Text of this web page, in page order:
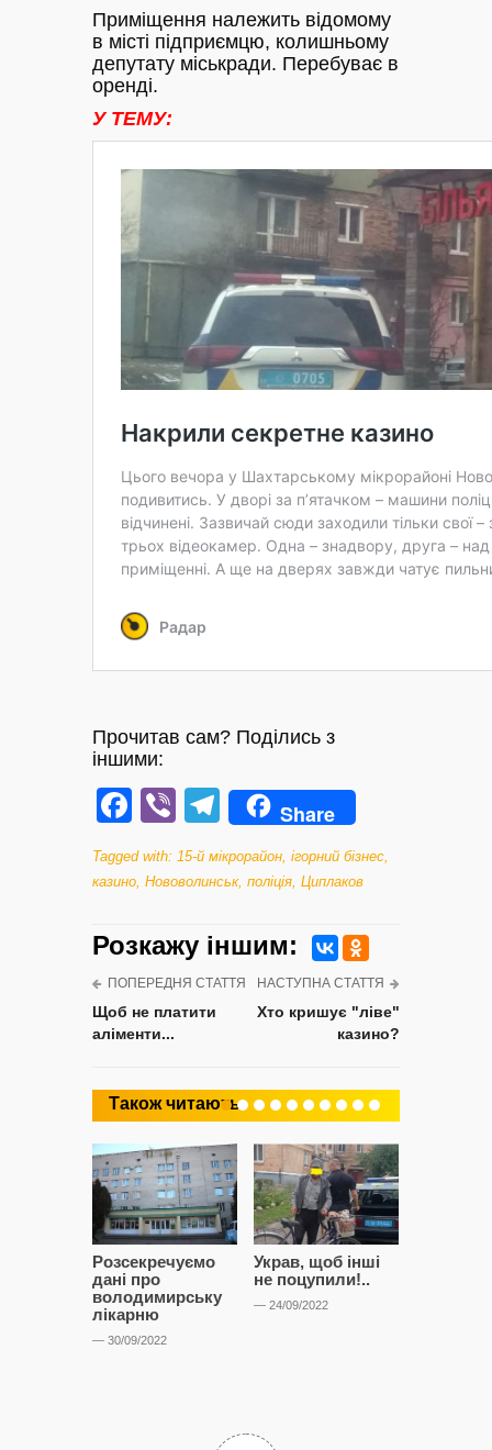
Приміщення належить відомому
в місті підприємцю, колишньому
депутату міськради. Перебуває в
оренді.
У ТЕМУ:
Прочитав сам? Поділись з
іншими:
Facebook
ViberTelegram
Share
Tagged with: 15-й мікрорайон ігорний бізнес
казино Нововолинськ, поліція Циплаков
Розкажу iншим:
ПОПЕРЕДНЯ СТАТТЯ
Щоб не платити
аліменти...
НАСТУПНА СТАТТЯ
Хто кришує "ліве"
казино?
Також читають
Розсекречуємо
дані про
володимирську
лікарню
— 30/09/2022
Украв, щоб інші
не поцупили!..
— 24/09/2022